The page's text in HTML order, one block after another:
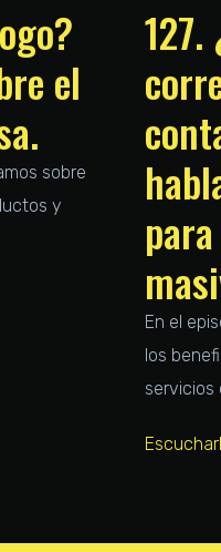
el
sobre
y
En el
los
servicios